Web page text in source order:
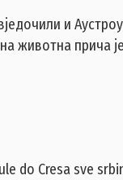
и
животна прича
do Cresa sve